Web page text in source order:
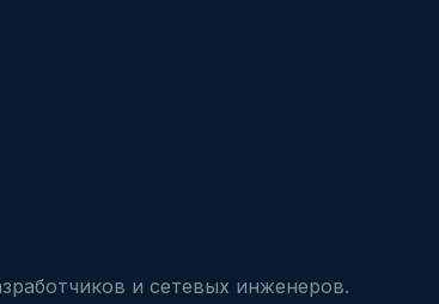
и сетевых инженеров.